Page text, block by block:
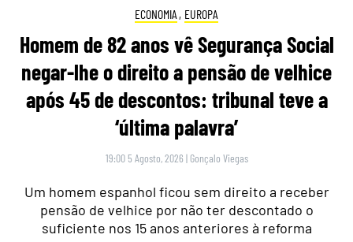
ECONOMIA , EUROPA
Homem de 82 anos vê Segurança Social
negar-lhe o direito a pensão de velhice
após 45 de descontos: tribunal teve a
‘última palavra’
19:00 5 Agosto, 2026 | Gonçalo Viegas
Um homem espanhol ficou sem direito a receber
pensão de velhice por não ter descontado o
suficiente nos 15 anos anteriores à reforma